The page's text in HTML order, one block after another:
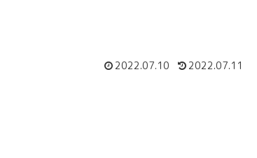
2022.07.10 2022.07.11